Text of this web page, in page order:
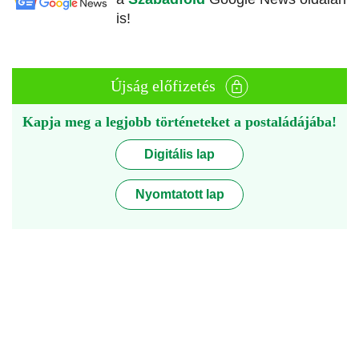
is!
Újság előfizetés
Kapja meg a legjobb történeteket a postaládájába!
Digitális lap
Nyomtatott lap